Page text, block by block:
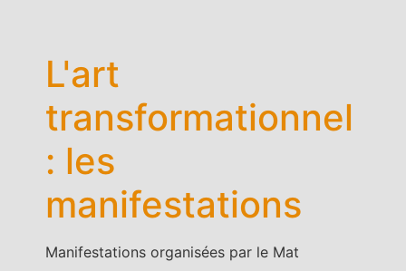
L'art
transformationnel
: les
manifestations
Manifestations organisées par le Mat